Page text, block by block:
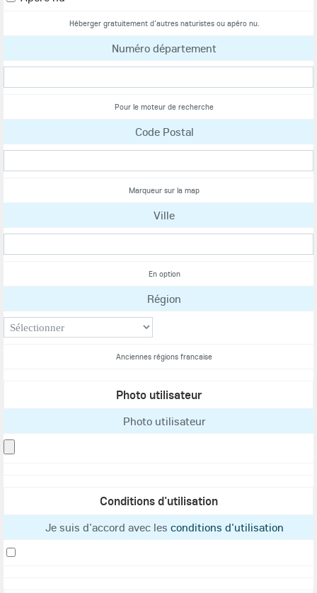
Héberger gratuitement d’autres naturistes ou apéro nu.
Numéro département
Pour le moteur de recherche
Code Postal
Marqueur sur la map
Ville
En option
Région
Anciennes régions francaise
Photo utilisateur
Photo utilisateur
Conditions d'utilisation
Je suis d'accord avec les conditions d'utilisation